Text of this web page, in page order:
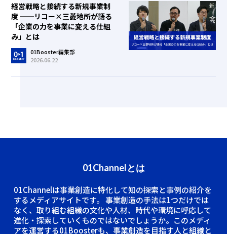
経営戦略と接続する新規事業制
度 ──リコー×三菱地所が語る
「企業の力を事業に変える仕組
み」とは
01Booster編集部
2026.06.22
01Channelとは
01Channelは事業創造に特化して知の探索と事例の紹介を
するメディアサイトです。 事業創造の手法は1つだけでは
なく、取り組む組織の文化や人材、時代や環境に呼応して
進化・探索していくものではないでしょうか。このメディ
アを運営する01Boosterも、事業創造を目指す人と組織と